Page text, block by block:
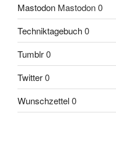
Mastodon Mastodon 0
Techniktagebuch0
Tumblr0
Twitter0
Wunschzettel0